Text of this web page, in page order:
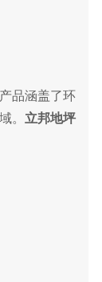
品涵盖了环
。立邦地坪